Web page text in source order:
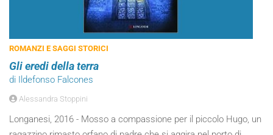
ROMANZI E SAGGI STORICI
Gli eredi della terra
di Ildefonso Falcones
Alessandra Stoppini
Longanesi, 2016 - Mosso a compassione per il piccolo Hugo, un